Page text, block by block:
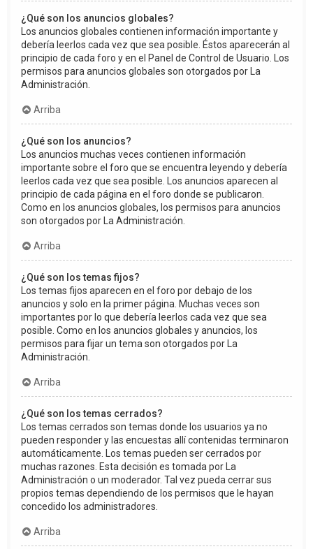
¿Qué son los anuncios globales?
Los anuncios globales contienen información importante y
debería leerlos cada vez que sea posible. Éstos aparecerán al
principio de cada foro y en el Panel de Control de Usuario. Los
permisos para anuncios globales son otorgados por La
Administración.
Arriba
¿Qué son los anuncios?
Los anuncios muchas veces contienen información
importante sobre el foro que se encuentra leyendo y debería
leerlos cada vez que sea posible. Los anuncios aparecen al
principio de cada página en el foro donde se publicaron.
Como en los anuncios globales, los permisos para anuncios
son otorgados por La Administración.
Arriba
¿Qué son los temas fijos?
Los temas fijos aparecen en el foro por debajo de los
anuncios y solo en la primer página. Muchas veces son
importantes por lo que debería leerlos cada vez que sea
posible. Como en los anuncios globales y anuncios, los
permisos para fijar un tema son otorgados por La
Administración.
Arriba
¿Qué son los temas cerrados?
Los temas cerrados son temas donde los usuarios ya no
pueden responder y las encuestas allí contenidas terminaron
automáticamente. Los temas pueden ser cerrados por
muchas razones. Esta decisión es tomada por La
Administración o un moderador. Tal vez pueda cerrar sus
propios temas dependiendo de los permisos que le hayan
concedido los administradores.
Arriba